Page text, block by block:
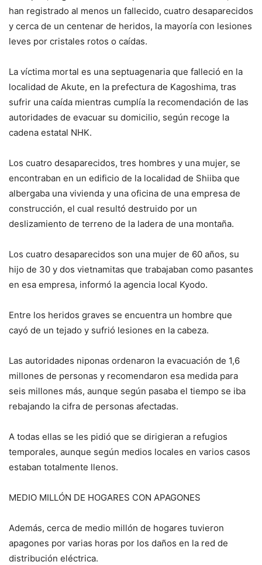
han registrado al menos un fallecido, cuatro desaparecidos
y cerca de un centenar de heridos, la mayoría con lesiones
leves por cristales rotos o caídas.
La víctima mortal es una septuagenaria que falleció en la
localidad de Akute, en la prefectura de Kagoshima, tras
sufrir una caída mientras cumplía la recomendación de las
autoridades de evacuar su domicilio, según recoge la
cadena estatal NHK.
Los cuatro desaparecidos, tres hombres y una mujer, se
encontraban en un edificio de la localidad de Shiiba que
albergaba una vivienda y una oficina de una empresa de
construcción, el cual resultó destruido por un
deslizamiento de terreno de la ladera de una montaña.
Los cuatro desaparecidos son una mujer de 60 años, su
hijo de 30 y dos vietnamitas que trabajaban como pasantes
en esa empresa, informó la agencia local Kyodo.
Entre los heridos graves se encuentra un hombre que
cayó de un tejado y sufrió lesiones en la cabeza.
Las autoridades niponas ordenaron la evacuación de 1,6
millones de personas y recomendaron esa medida para
seis millones más, aunque según pasaba el tiempo se iba
rebajando la cifra de personas afectadas.
A todas ellas se les pidió que se dirigieran a refugios
temporales, aunque según medios locales en varios casos
estaban totalmente llenos.
MEDIO MILLÓN DE HOGARES CON APAGONES
Además, cerca de medio millón de hogares tuvieron
apagones por varias horas por los daños en la red de
distribución eléctrica.